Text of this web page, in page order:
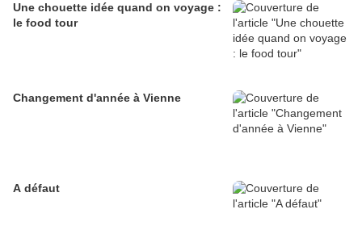
Une chouette idée quand on voyage :
le food tour
Changement d'année à Vienne
A défaut